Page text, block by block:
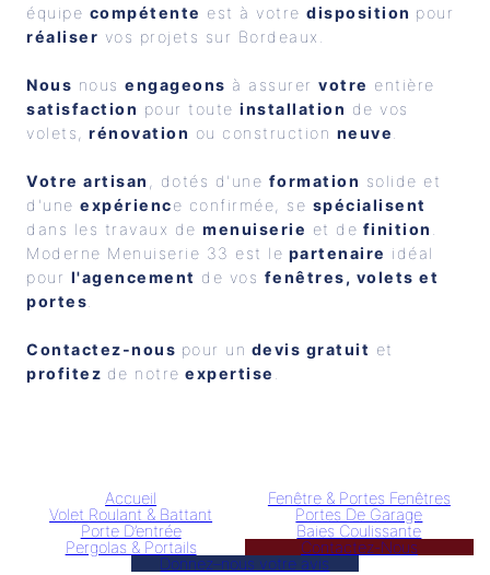
équipe compétente est à votre disposition
réaliser vos projets sur Bordeaux.
Nous nous engageons à assurer votre
satisfaction pour toute installation de vos
volets, rénovation ou construction neuve
Votre artisan , dotés d'une formation solide et
d'une expérience confirmée, se spécialisent
dans les travaux de menuiserie et de finition
Moderne Menuiserie 33 est le partenaire idéal
pour l'agencement de vos fenêtres, volets et
portes
Contactez-nous pour un devis gratuit et
profitez de notre expertise
Accueil
Fenêtre & Portes Fenêtres
Volet Roulant & Battant
Portes De Garage
Porte D’entrée
Baies Coulissante
Pergolas & Portails
Contactez-Nous
Donnez–nous votre avis